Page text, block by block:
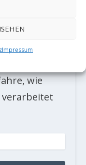
Impressum
wie